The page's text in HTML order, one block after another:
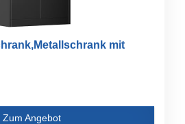
mit
Zum Angebot